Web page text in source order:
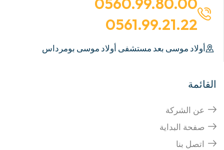
0561.99.21.22
أولاد موسى بعد مستشفى أولاد موسى بومرداس
القائمة
عن الشركة
صفحة البداية
اتصل بنا